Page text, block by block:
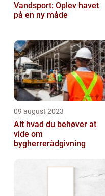
Vandsport: Oplev havet
på en ny måde
09 august 2023
Alt hvad du behøver at
vide om
bygherrerådgivning